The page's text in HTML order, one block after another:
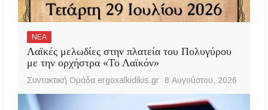
ΝΕΑ
Λαϊκές μελωδίες στην πλατεία του Πολυγύρου
με την ορχήστρα «Το Λαϊκόν»
Συντακτική Ομάδα ergoxalkidikis.gr 8 Αυγούστου, 2026